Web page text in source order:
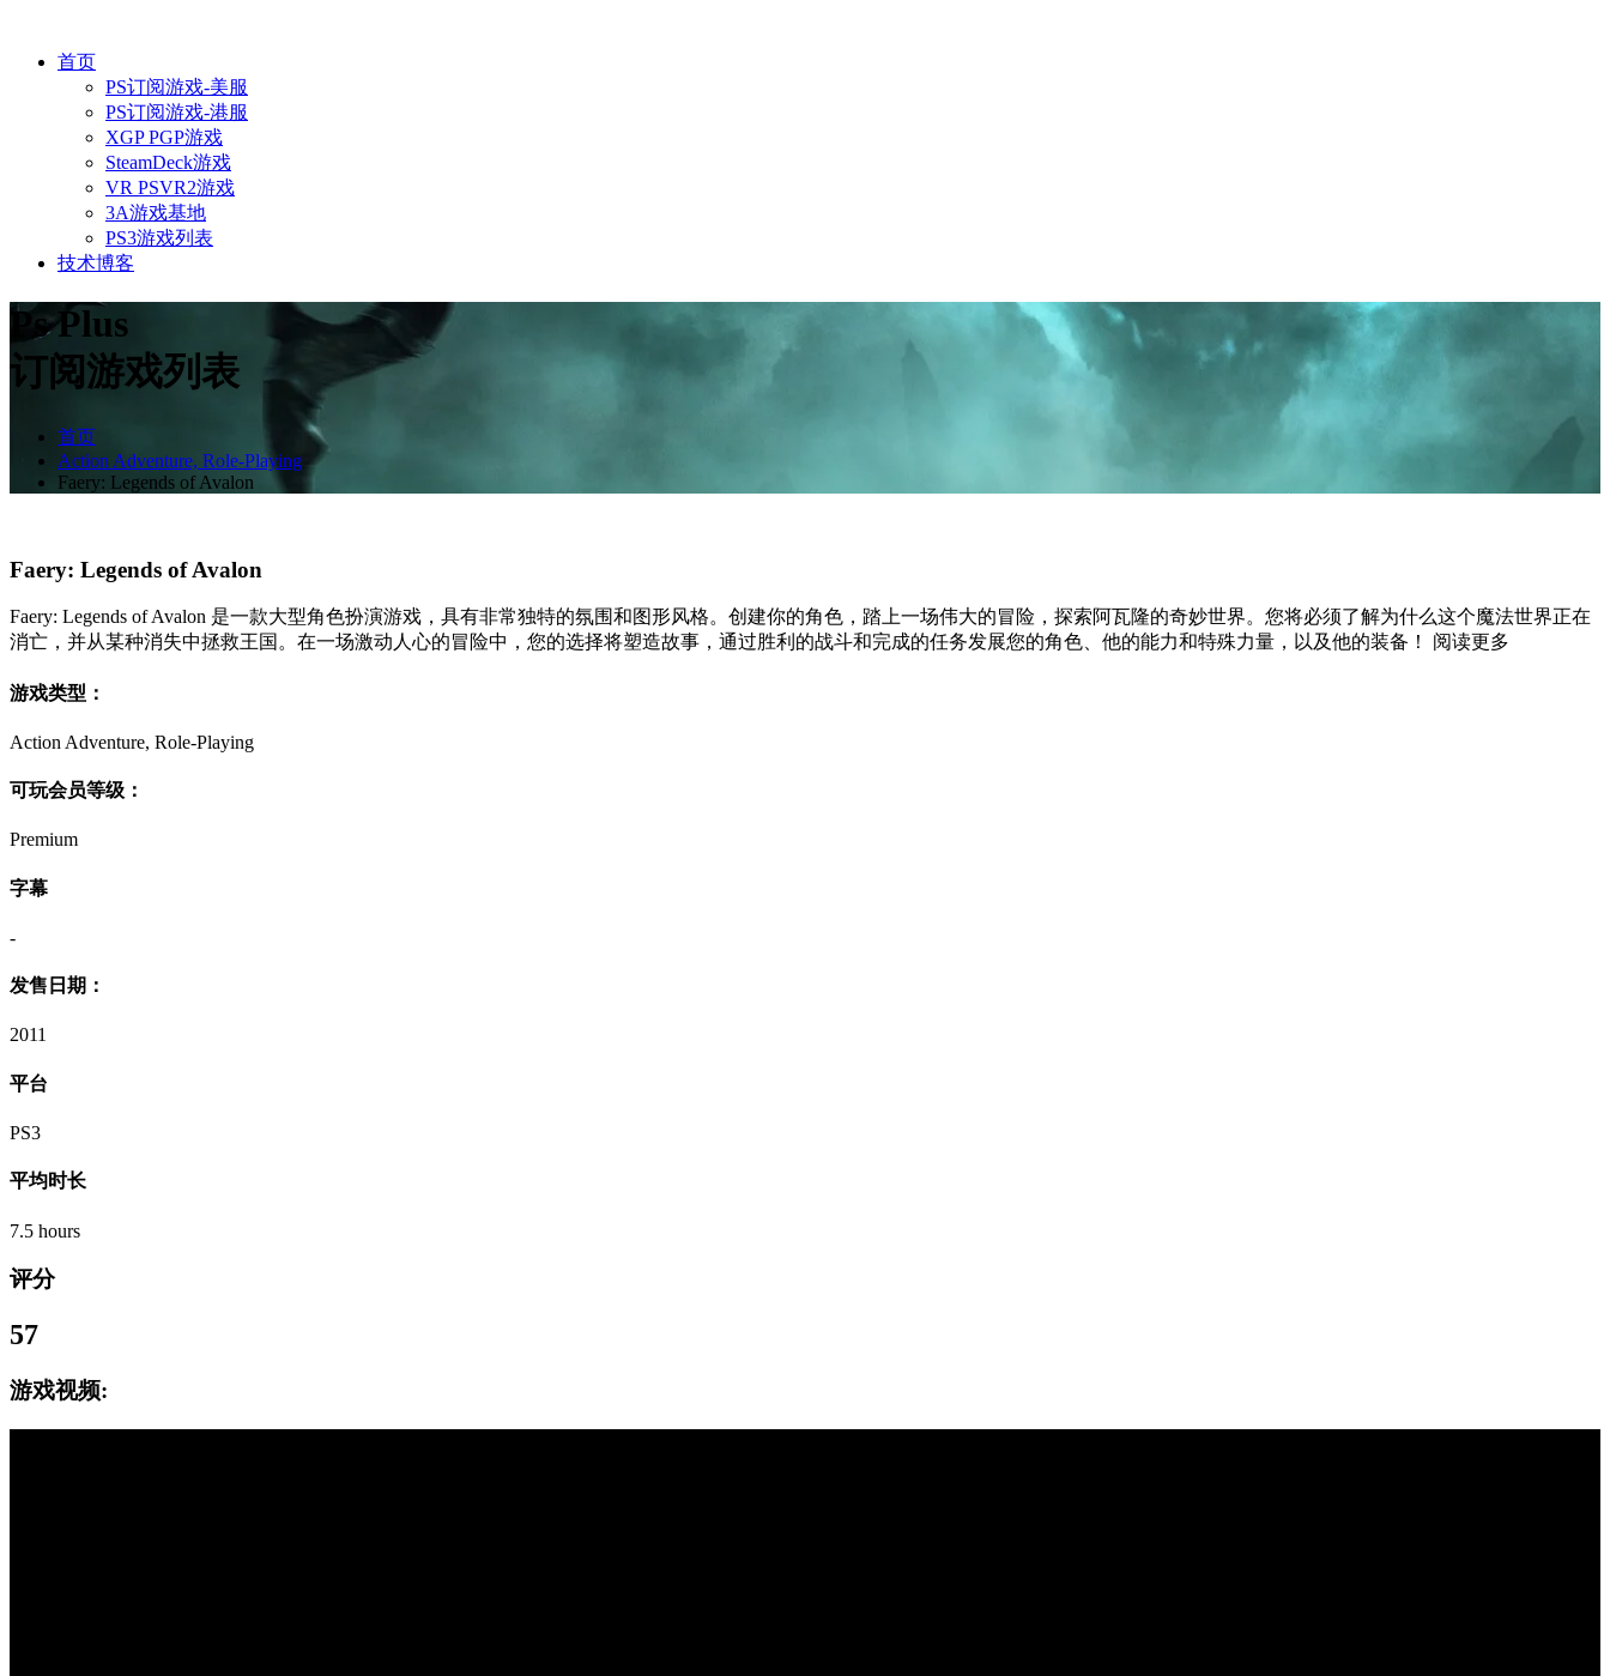
首页
PS订阅游戏-美服
PS订阅游戏-港服
XGP PGP游戏
SteamDeck游戏
VR PSVR2游戏
3A游戏基地
PS3游戏列表
技术博客
Ps Plus
订阅游戏列表
首页
Action Adventure, Role-Playing
Faery: Legends of Avalon
Faery: Legends of Avalon
Faery: Legends of Avalon 是一款大型角色扮演游戏，具有非常独特的氛围和图形风格。创建你的角色，踏上一场伟大的冒险，探索阿瓦隆的奇妙世界。您将必须了解为什么这个魔法世界正在
消亡，并从某种消失中拯救王国。在一场激动人心的冒险中，您的选择将塑造故事，通过胜利的战斗和完成的任务发展您的角色、他的能力和特殊力量，以及他的装备！ 阅读更多
游戏类型：
Action Adventure, Role-Playing
可玩会员等级：
Premium
字幕
-
发售日期：
2011
平台
PS3
平均时长
7.5 hours
评分
57
游戏视频: